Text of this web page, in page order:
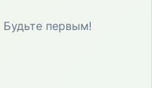
Будьте первым!